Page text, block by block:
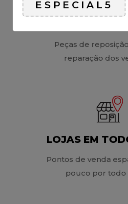
Peças de
reparação dos
LOJAS EM
Pontos de venda
pouco por todo